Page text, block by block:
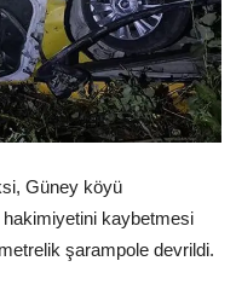
Güney köyü
hakimiyetini kaybetmesi
şarampole devrildi.